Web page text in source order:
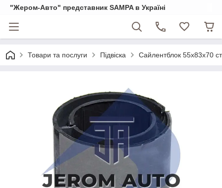
"Жером-Авто" представник SAMPA в Україні
Товари та послуги Підвіска Сайлентблок 55x83x70